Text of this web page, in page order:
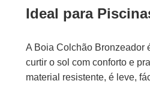
Ideal para
A Boia Colchão Bronzeador
curtir o sol com conforto e
material resistente, é leve,